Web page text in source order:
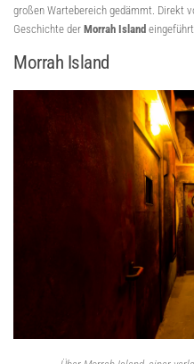
großen Wartebereich gedämmt. Direkt
Geschichte der Morrah Island
Morrah Island